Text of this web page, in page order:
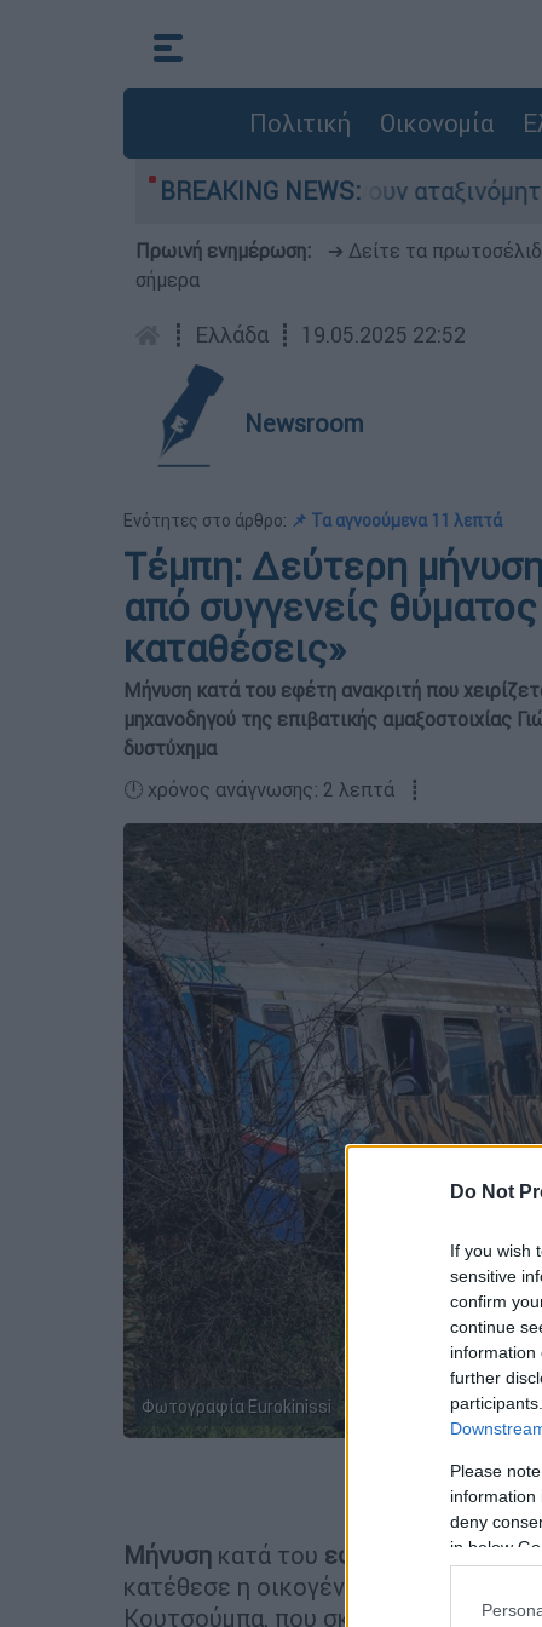
Do Not
If you wish
sensitive
confirm
continue
information
further
Please
information
deny
in below
Πολιτική Οικονομία
BREAKING NEWS:
αυτοκίνητα παραμένουν αταξινόμητα - Λύση
Πρωινή ενημέρωση: ➔ Δείτε τα
σήμερα
┋ Ελλάδα ┋ 19.05.2025 22:52
Newsroom
Ενότητες στο άρθρο: 📌 Τα αγνοούμενα 11 λεπτά
Τέμπη: Δεύτερη
από συγγενείς
καταθέσεις»
Μήνυση κατά του εφέτη ανακριτή που
μηχανοδηγού της επιβατικής αμαξοστοιχίας
δυστύχημα
🕛 χρόνος ανάγνωσης: 2 λεπτά ┋
Φωτογραφία Eurokinissi
Μήνυση κατά του εφέτη ανακριτή
κατέθεσε η οικογένεια του
Κουτσούμπα, που σκοτώθηκε στο